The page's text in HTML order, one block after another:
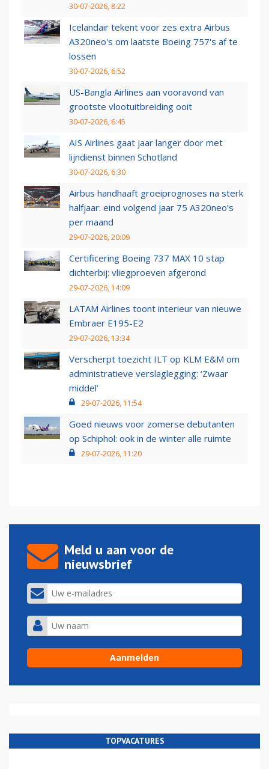
30-07-2026, 8:22
Icelandair tekent voor zes extra Airbus
A320neo's om laatste Boeing 757's af te
lossen
30-07-2026, 6:52
US-Bangla Airlines aan vooravond van
grootste vlootuitbreiding ooit
30-07-2026, 6:45
AIS Airlines gaat jaar langer door met
lijndienst binnen Schotland
30-07-2026, 6:30
Airbus handhaaft groeiprognoses na sterk
halfjaar: eind volgend jaar 75 A320neo’s
per maand
29-07-2026, 20:09
Certificering Boeing 737 MAX 10 stap
dichterbij: vliegproeven afgerond
29-07-2026, 14:09
LATAM Airlines toont interieur van nieuwe
Embraer E195-E2
29-07-2026, 13:34
Verscherpt toezicht ILT op KLM E&M om
administratieve verslaglegging: ‘Zwaar
middel’
29-07-2026, 11:54
Goed nieuws voor zomerse debutanten
op Schiphol: ook in de winter alle ruimte
29-07-2026, 11:20
Meld u aan voor de
nieuwsbrief
TOPVACATURES